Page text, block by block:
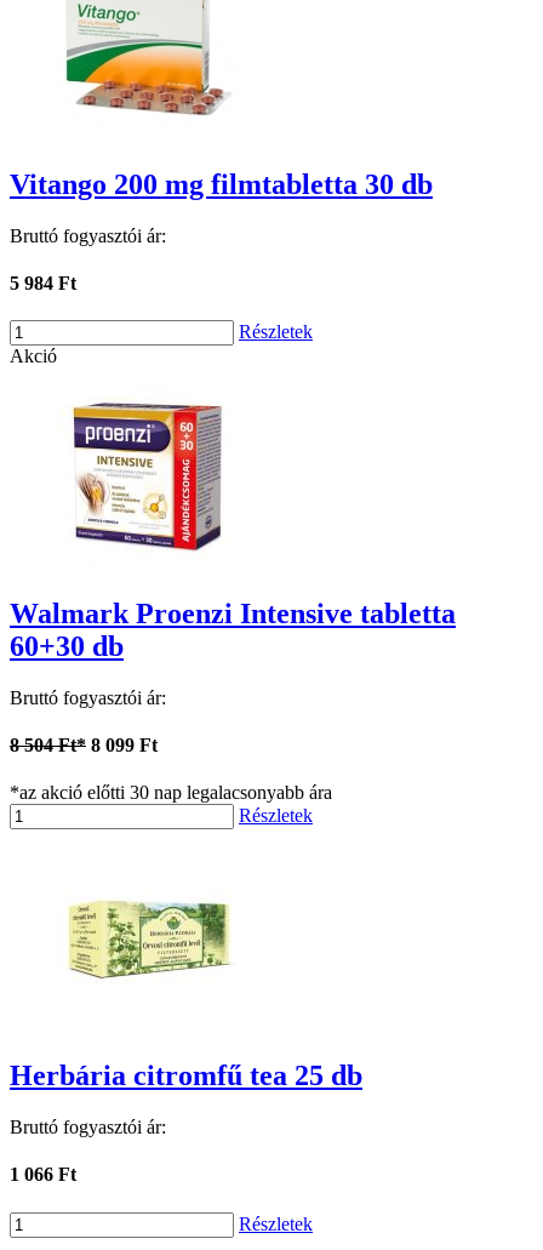
Vitango 200 mg filmtabletta 30 db
Bruttó fogyasztói ár:
5 984 Ft
Részletek
Akció
Walmark Proenzi Intensive tabletta
60+30 db
Bruttó fogyasztói ár:
8 504 Ft* 8 099 Ft
*az akció előtti 30 nap legalacsonyabb ára
Részletek
Herbária citromfű tea 25 db
Bruttó fogyasztói ár:
1 066 Ft
Részletek